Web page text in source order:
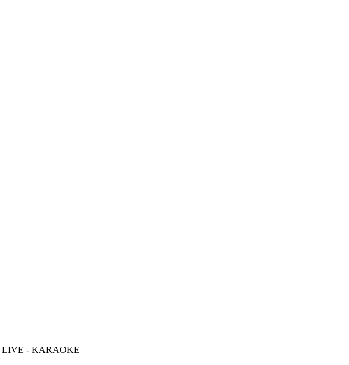
LIVE - KARAOKE